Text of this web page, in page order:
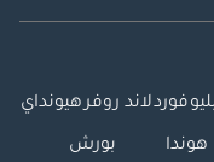
فوردلاند روفرهيونداي
هوندا بورش